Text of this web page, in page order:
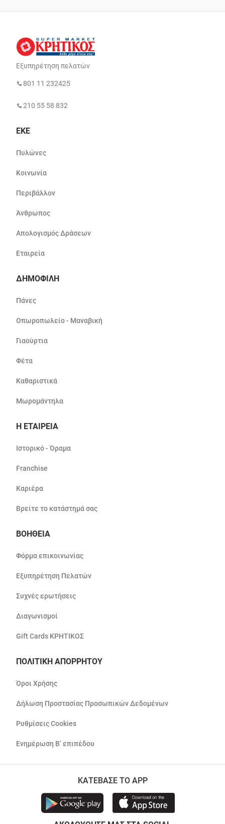
Εξυπηρέτηση πελατών
801 11 232425
210 55 58 832
ΕΚΕ
Πυλώνες
Κοινωνία
Περιβάλλον
Άνθρωπος
Απολογισμός Δράσεων
Εταιρεία
ΔΗΜΟΦΙΛΗ
Πάνες
Οπωροπωλείο - Μαναβική
Γιαούρτια
Φέτα
Καθαριστικά
Μωρομάντηλα
Η ΕΤΑΙΡΕΙΑ
Ιστορικό - Όραμα
Franchise
Καριέρα
Βρείτε το κατάστημά σας
ΒΟΗΘΕΙΑ
Φόρμα επικοινωνίας
Εξυπηρέτηση Πελατών
Συχνές ερωτήσεις
Διαγωνισμοί
Gift Cards ΚΡΗΤΙΚΟΣ
ΠΟΛΙΤΙΚΗ ΑΠΟΡΡΗΤΟΥ
Όροι Χρήσης
Δήλωση Προστασίας Προσωπικών Δεδομένων
Ρυθμίσεις Cookies
Ενημέρωση Β’ επιπέδου
ΚΑΤΕΒΑΣΕ ΤΟ APP